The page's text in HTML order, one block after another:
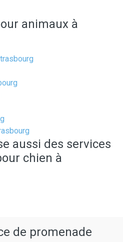
animaux à
aussi des services
chien à
de promenade